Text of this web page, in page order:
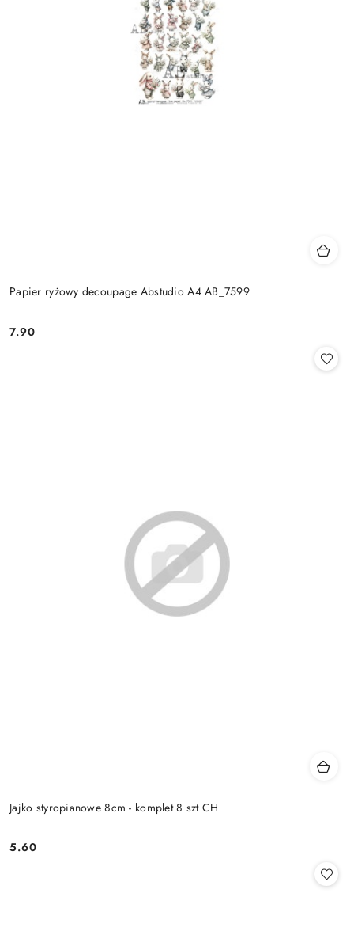
Papier ryżowy decoupage Abstudio A4 AB_7599
Cena:
7.90
Jajko styropianowe 8cm - komplet 8 szt CH
Cena:
5.60